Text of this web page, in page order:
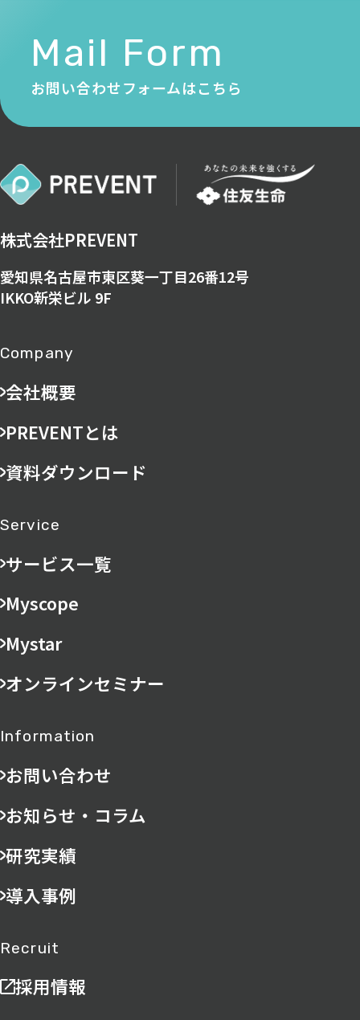
Mail Form
お問い合わせフォームはこちら
株式会社PREVENT
愛知県名古屋市東区葵一丁目26番12号
IKKO新栄ビル 9F
Company
会社概要
PREVENTとは
資料ダウンロード
Service
サービス一覧
Myscope
Mystar
オンラインセミナー
Information
お問い合わせ
お知らせ・コラム
研究実績
導入事例
Recruit
採用情報